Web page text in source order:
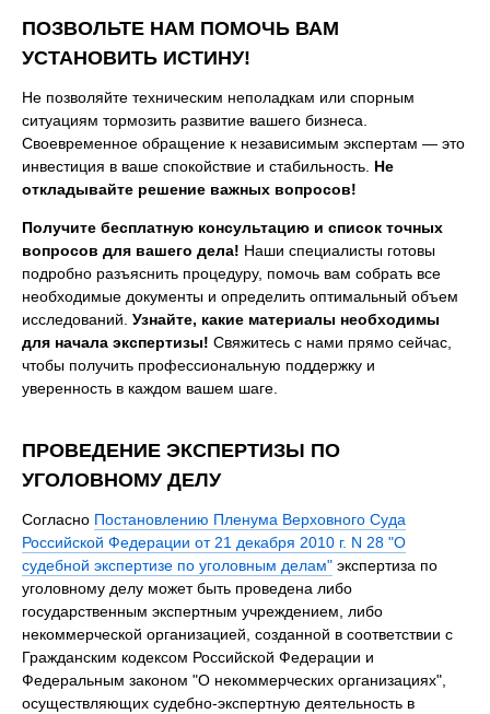
ПОЗВОЛЬТЕ НАМ ПОМОЧЬ ВАМ
УСТАНОВИТЬ ИСТИНУ!
Не позволяйте техническим неполадкам или спорным
ситуациям тормозить развитие вашего бизнеса.
Своевременное обращение к независимым экспертам — это
инвестиция в ваше спокойствие и стабильность. Не
откладывайте решение важных вопросов!
Получите бесплатную консультацию и список точных
вопросов для вашего дела! Наши специалисты готовы
подробно разъяснить процедуру, помочь вам собрать все
необходимые документы и определить оптимальный объем
исследований. Узнайте, какие материалы необходимы
для начала экспертизы! Свяжитесь с нами прямо сейчас,
чтобы получить профессиональную поддержку и
уверенность в каждом вашем шаге.
ПРОВЕДЕНИЕ ЭКСПЕРТИЗЫ ПО
УГОЛОВНОМУ ДЕЛУ
Согласно Постановлению Пленума Верховного Суда
Российской Федерации от 21 декабря 2010 г. N 28 "О
судебной экспертизе по уголовным делам" экспертиза по
уголовному делу может быть проведена либо
государственным экспертным учреждением, либо
некоммерческой организацией, созданной в соответствии с
Гражданским кодексом Российской Федерации и
Федеральным законом "О некоммерческих организациях",
осуществляющих судебно-экспертную деятельность в